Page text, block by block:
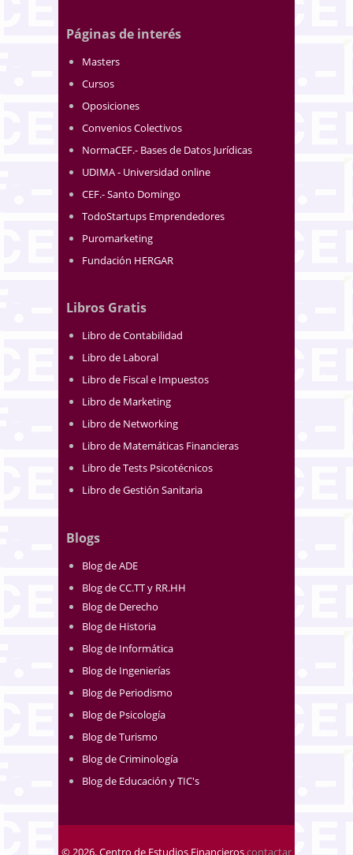
Páginas de interés
Masters
Cursos
Oposiciones
Convenios Colectivos
NormaCEF.- Bases de Datos Jurídicas
UDIMA - Universidad online
CEF.- Santo Domingo
TodoStartups Emprendedores
Puromarketing
Fundación HERGAR
Libros Gratis
Libro de Contabilidad
Libro de Laboral
Libro de Fiscal e Impuestos
Libro de Marketing
Libro de Networking
Libro de Matemáticas Financieras
Libro de Tests Psicotécnicos
Libro de Gestión Sanitaria
Blogs
Blog de ADE
Blog de CC.TT y RR.HH
Blog de Derecho
Blog de Historia
Blog de Informática
Blog de Ingenierías
Blog de Periodismo
Blog de Psicología
Blog de Turismo
Blog de Criminología
Blog de Educación y TIC's
© 2026. Centro de Estudios Financieroscontactar